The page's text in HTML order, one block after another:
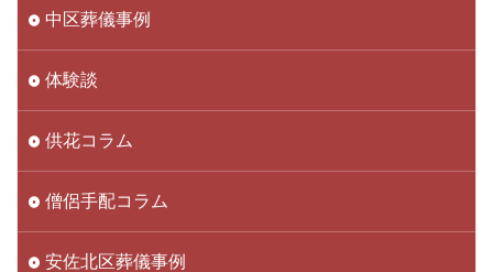
中区葬儀事例
体験談
供花コラム
僧侶手配コラム
安佐北区葬儀事例